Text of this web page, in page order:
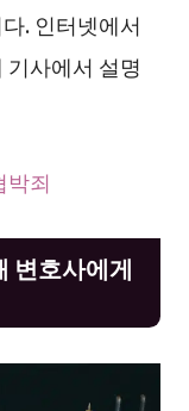
. 인터넷에서
사에서 설명
박죄
변호사에게